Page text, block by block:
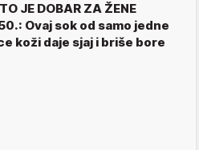
JE DOBAR ZA ŽENE
Ovaj sok od samo jedne
koži daje sjaj i briše bore